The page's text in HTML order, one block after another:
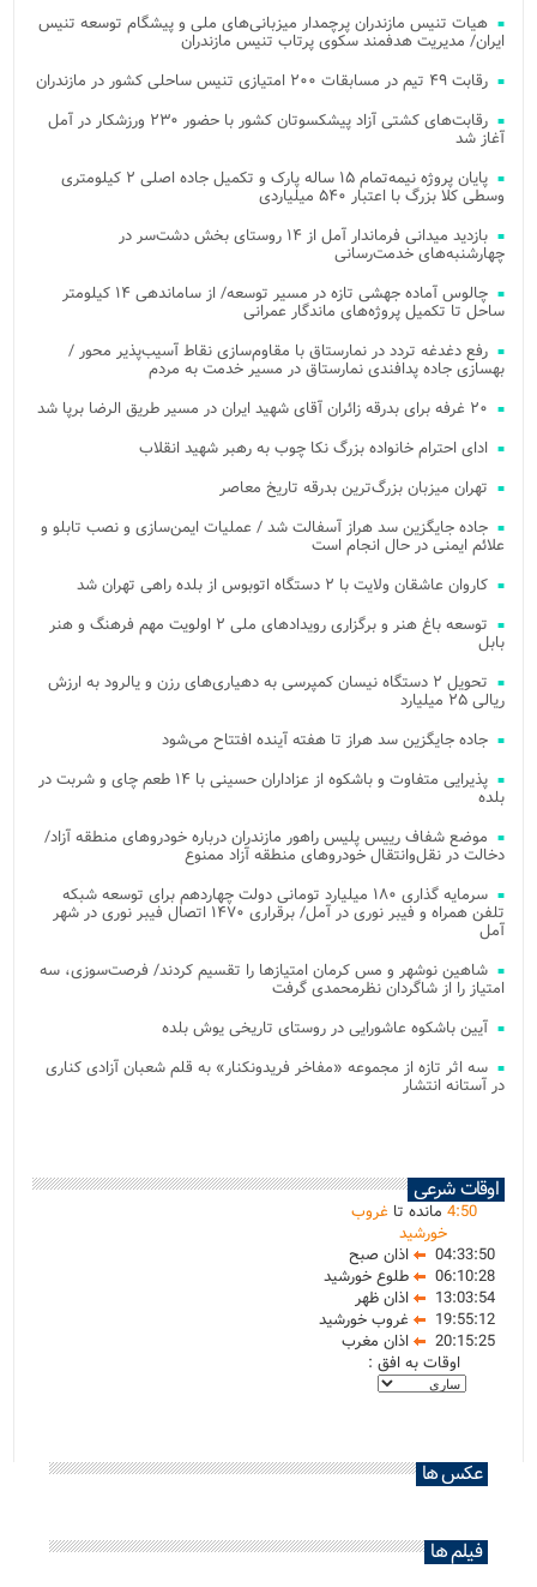
هیات تنیس مازندران پرچمدار میزبانی‌های ملی و پیشگام توسعه تنیس
ایران/ مدیریت هدفمند سکوی پرتاب تنیس مازندران
رقابت ۴۹ تیم در مسابقات ۲۰۰ امتیازی تنیس ساحلی کشور در مازندران
رقابت‌های کشتی آزاد پیشکسوتان کشور با حضور ۲۳۰ ورزشکار در آمل
آغاز شد
پایان پروژه نیمه‌تمام ۱۵ ساله پارک و تکمیل جاده اصلی ۲ کیلومتری
وسطی کلا بزرگ با اعتبار ۵۴۰ میلیاردی
بازدید میدانی فرماندار آمل از ۱۴ روستای بخش دشت‌سر در
چهارشنبه‌های خدمت‌رسانی
چالوس آماده جهشی تازه در مسیر توسعه/ از ساماندهی ۱۴ کیلومتر
ساحل تا تکمیل پروژه‌های ماندگار عمرانی
رفع دغدغه تردد در نمارستاق با مقاوم‌سازی نقاط آسیب‌پذیر محور /
بهسازی جاده پدافندی نمارستاق در مسیر خدمت به مردم
۲۰ غرفه برای بدرقه زائران آقای شهید ایران در مسیر طریق الرضا برپا شد
ادای احترام خانواده بزرگ نکا چوب به رهبر شهید انقلاب
تهران میزبان بزرگ‌ترین بدرقه تاریخ معاصر
جاده جایگزین سد هراز آسفالت شد / عملیات ایمن‌سازی و نصب تابلو و
علائم ایمنی در حال انجام است
کاروان عاشقان ولایت با ۲ دستگاه اتوبوس از بلده راهی تهران شد
توسعه باغ هنر و برگزاری رویدادهای ملی ۲ اولویت مهم فرهنگ و هنر
بابل
تحویل ۲ دستگاه نیسان کمپرسی به دهیاری‌های رزن و یالرود به ارزش
ریالی ۲۵ میلیارد
جاده جایگزین سد هراز تا هفته آینده افتتاح می‌شود
پذیرایی متفاوت و باشکوه از عزاداران حسینی با ۱۴ طعم چای و شربت در
بلده
موضع شفاف رییس پلیس راهور مازندران درباره خودروهای منطقه آزاد/
دخالت در نقل‌وانتقال خودروهای منطقه آزاد ممنوع
سرمایه گذاری ۱۸۰ میلیارد تومانی دولت چهاردهم برای توسعه شبکه
تلفن همراه و فیبر نوری در آمل/ برقراری ۱۴۷۰ اتصال فیبر نوری در شهر
آمل
شاهین نوشهر و مس کرمان امتیازها را تقسیم کردند/ فرصت‌سوزی، سه
امتیاز را از شاگردان نظرمحمدی گرفت
آیین باشکوه عاشورایی در روستای تاریخی یوش بلده
سه اثر تازه از مجموعه «مفاخر فریدونکنار» به قلم شعبان آزادی کناری
در آستانه انتشار
اوقات شرعی
4:50 مانده تاغروب
خورشید
04:33:50
اذان صبح
06:10:28
طلوع خورشید
13:03:54
اذان ظهر
19:55:12
غروب خورشید
20:15:25
اذان مغرب
اوقات به افق :
عکس ها
فیلم ها